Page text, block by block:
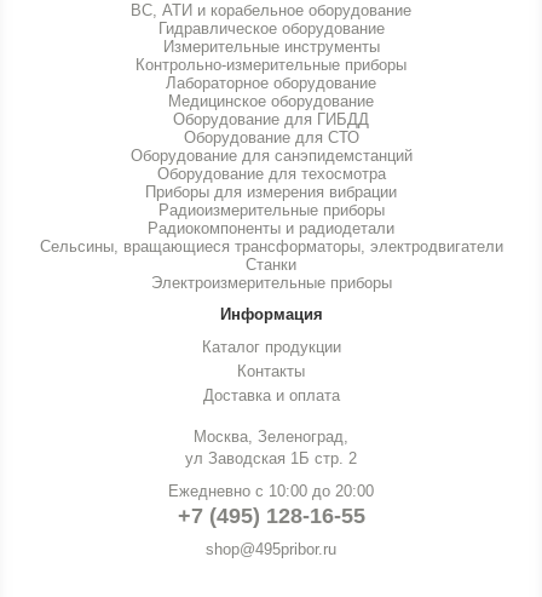
ВС, АТИ и корабельное оборудование
Гидравлическое оборудование
Измерительные инструменты
Контрольно-измерительные приборы
Лабораторное оборудование
Медицинское оборудование
Оборудование для ГИБДД
Оборудование для СТО
Оборудование для санэпидемстанций
Оборудование для техосмотра
Приборы для измерения вибрации
Радиоизмерительные приборы
Радиокомпоненты и радиодетали
Сельсины, вращающиеся трансформаторы, электродвигатели
Станки
Электроизмерительные приборы
Информация
Каталог продукции
Контакты
Доставка и оплата
Москва, Зеленоград,
ул Заводская 1Б стр. 2
Ежедневно с 10:00 до 20:00
+7 (495) 128-16-55
shop@495pribor.ru